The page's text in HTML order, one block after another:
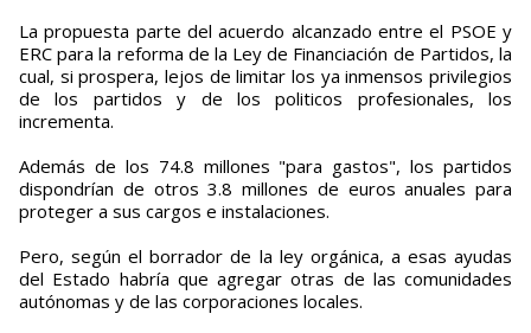
La propuesta parte del acuerdo alcanzado entre el PSOE y
ERC para la reforma de la Ley de Financiación de Partidos, la
cual, si prospera, lejos de limitar los ya inmensos privilegios
de los partidos y de los politicos profesionales, los
incrementa.
Además de los 74.8 millones "para gastos", los partidos
dispondrían de otros 3.8 millones de euros anuales para
proteger a sus cargos e instalaciones.
Pero, según el borrador de la ley orgánica, a esas ayudas
del Estado habría que agregar otras de las comunidades
autónomas y de las corporaciones locales.